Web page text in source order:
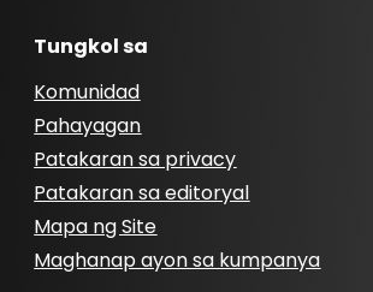
Tungkol sa
Komunidad
Pahayagan
Patakaran sa privacy
Patakaran sa editoryal
Mapa ng Site
Maghanap ayon sa kumpanya